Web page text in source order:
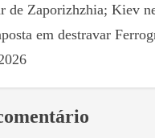
de Zaporizhzhia; Kiev
em destravar